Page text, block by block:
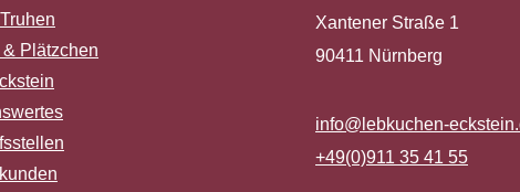
Plätzchen
Xantener Straße 1
90411 Nürnberg
info@lebkuchen-
+49(0)911 35 41 55